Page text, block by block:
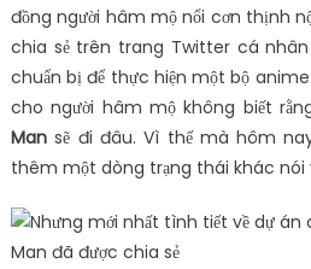
đồng người hâm mộ nổi cơn thịnh
chia sẻ trên trang Twitter cá
chuẩn bị để thực hiện một bộ
cho người hâm mộ không biết
Mansẽ đi đâu. Vì thế mà hôm
thêm một dòng trạng thái khác nói